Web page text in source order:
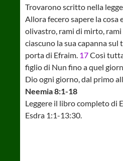
Trovarono scritto nella
Allora fecero sapere la
olivastro, rami di mirto, rami
ciascuno la sua capanna
porta di Efraim. 17Così
figlio di Nun fino a quel
Dio ogni giorno, dal primo
Neemia 8:1-18
Leggere il libro completo di
Esdra 1:1-13:30.